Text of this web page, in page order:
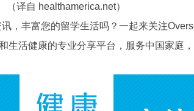
（译自 healthamerica.net）
，丰富您的留学生活吗？一起来关注
生活健康的专业分享平台，服务中国家庭